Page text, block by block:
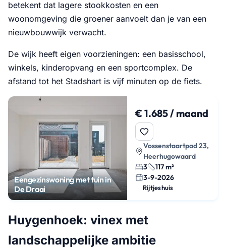
betekent dat lagere stookkosten en een
woonomgeving die groener aanvoelt dan je van een
nieuwbouwwijk verwacht.
De wijk heeft eigen voorzieningen: een basisschool,
winkels, kinderopvang en een sportcomplex. De
afstand tot het Stadshart is vijf minuten op de fiets.
Eengezinswoning met tuin in
De Draai
€ 1.685 / maand
Vossenstaartpad 23,
Heerhugowaard
3
117 m²
3-9-2026
Rijtjeshuis
Huygenhoek: vinex met
landschappelijke ambitie